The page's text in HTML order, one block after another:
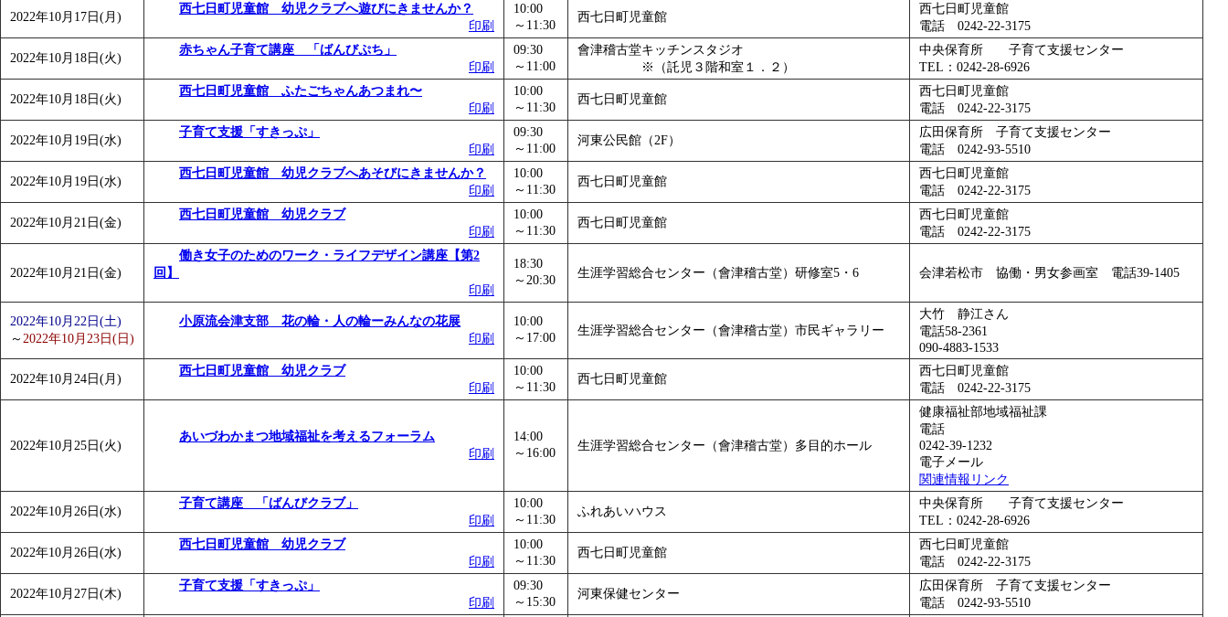
2022年10月17日(月)
西七日町児童館 幼児クラブへ遊びにきませんか？
印刷
10:00
～11:30
西七日町児童館
西七日町児童館
電話 0242-22-3175
2022年10月18日(火)
赤ちゃん子育て講座 「ばんびぷち」
印刷
09:30
～11:00
會津稽古堂キッチンスタジオ
※（託児３階和室１．２）
中央保育所 子育て支援センター
TEL：0242-28-6926
2022年10月18日(火)
西七日町児童館 ふたごちゃんあつまれ〜
印刷
10:00
～11:30
西七日町児童館
西七日町児童館
電話 0242-22-3175
2022年10月19日(水)
子育て支援「すきっぷ」
印刷
09:30
～11:00
河東公民館（2F）
広田保育所 子育て支援センター
電話 0242-93-5510
2022年10月19日(水)
西七日町児童館 幼児クラブへあそびにきませんか？
印刷
10:00
～11:30
西七日町児童館
西七日町児童館
電話 0242-22-3175
2022年10月21日(金)
西七日町児童館 幼児クラブ
印刷
10:00
～11:30
西七日町児童館
西七日町児童館
電話 0242-22-3175
2022年10月21日(金)
働き女子のためのワーク・ライフデザイン講座【第2
回】
印刷
18:30
～20:30
生涯学習総合センター（會津稽古堂）研修室5・6 会津若松市 協働・男女参画室 電話39-1405
2022年10月22日(土)
～ 2022年10月23日(日)
小原流会津支部 花の輪・人の輪ーみんなの花展
印刷
10:00
～17:00
生涯学習総合センター（會津稽古堂）市民ギャラリー
大竹 静江さん
電話58-2361
090-4883-1533
2022年10月24日(月)
西七日町児童館 幼児クラブ
印刷
10:00
～11:30
西七日町児童館
西七日町児童館
電話 0242-22-3175
2022年10月25日(火)
あいづわかまつ地域福祉を考えるフォーラム
印刷
14:00
～16:00
生涯学習総合センター（會津稽古堂）多目的ホール
健康福祉部地域福祉課
電話
0242-39-1232
電子メール
関連情報リンク
2022年10月26日(水)
子育て講座 「ばんびクラブ」
印刷
10:00
～11:30
ふれあいハウス
中央保育所 子育て支援センター
TEL：0242-28-6926
2022年10月26日(水)
西七日町児童館 幼児クラブ
印刷
10:00
～11:30
西七日町児童館
西七日町児童館
電話 0242-22-3175
2022年10月27日(木)
子育て支援「すきっぷ」
印刷
09:30
～15:30
河東保健センター
広田保育所 子育て支援センター
電話 0242-93-5510